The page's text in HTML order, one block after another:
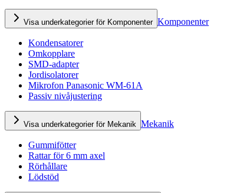
Visa underkategorier för Komponenter Komponenter
Kondensatorer
Omkopplare
SMD-adapter
Jordisolatorer
Mikrofon Panasonic WM-61A
Passiv nivåjustering
Visa underkategorier för Mekanik Mekanik
Gummifötter
Rattar för 6 mm axel
Rörhållare
Lödstöd